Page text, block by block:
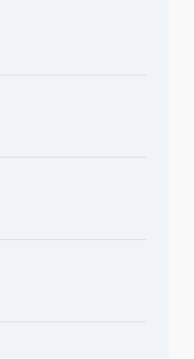
링 사용
용 ⑤ 모두 사용
대폰의 기능은?
방식